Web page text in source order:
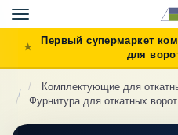
Toggle
navigation
Первый супермаркет
для
Комплектующие для
Фурнитура для откатных ворот